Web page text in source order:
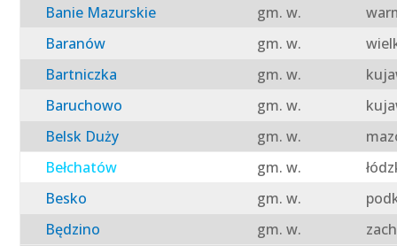
Banie Mazurskie
gm. w.
Baranów
gm. w.
Bartniczka
gm. w.
Baruchowo
gm. w.
Belsk Duży
gm. w.
Bełchatów
gm. w.
Besko
gm. w.
Będzino
gm. w.